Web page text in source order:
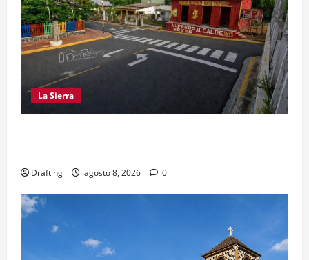
La Sierra
Drafting agosto 8, 2026 0